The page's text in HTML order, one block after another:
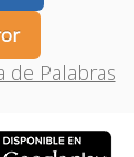
de Palabras